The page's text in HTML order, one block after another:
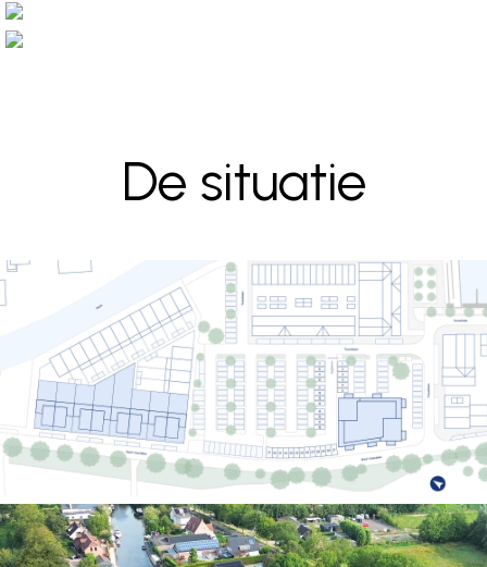
De situatie